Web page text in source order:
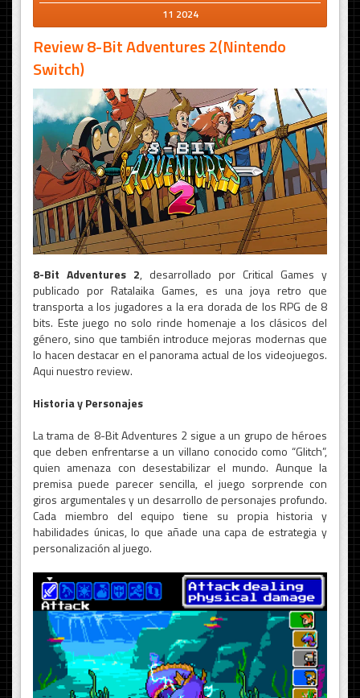
11 2024
Review 8-Bit Adventures 2(Nintendo
Switch)
8-Bit Adventures 2, desarrollado por Critical Games y
publicado por Ratalaika Games, es una joya retro que
transporta a los jugadores a la era dorada de los RPG de 8
bits. Este juego no solo rinde homenaje a los clásicos del
género, sino que también introduce mejoras modernas que
lo hacen destacar en el panorama actual de los videojuegos.
Aqui nuestro review.
Historia y Personajes
La trama de 8-Bit Adventures 2 sigue a un grupo de héroes
que deben enfrentarse a un villano conocido como “Glitch”,
quien amenaza con desestabilizar el mundo. Aunque la
premisa puede parecer sencilla, el juego sorprende con
giros argumentales y un desarrollo de personajes profundo.
Cada miembro del equipo tiene su propia historia y
habilidades únicas, lo que añade una capa de estrategia y
personalización al juego.